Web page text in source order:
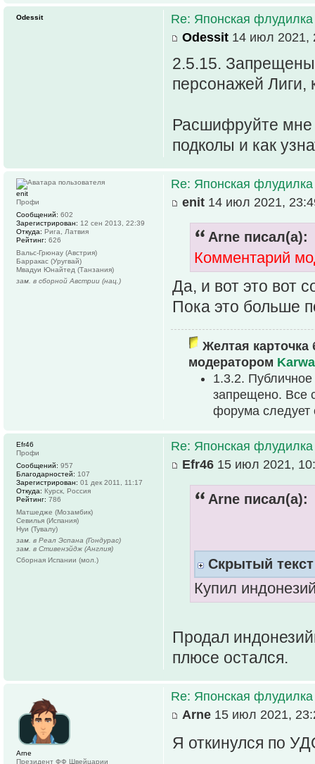
Re: Японская флудилка
Odessit 14 июл 2021,
2.5.15. Запрещены
персонажей Лиги,
Расшифруйте мне
подколы и как
Odessit
Re: Японская флудилка
enit 14 июл 2021,
Arne писал(а):
Комментарий
Да, и вот это вот
Пока это больше
Желтая карточка
модератором
1.3.2.
запрещено. Все
форума следует
enit
Профи
Сообщений: 602
Зарегистрирован: 12 сен 2013, 22:39
Откуда: Рига, Латвия
Рейтинг: 626
Вальс-Грюнау (Австрия)
Барракас (Уругвай)
Мвадуи Юнайтед (Танзания)
зам. в сборной Австрии (нац.)
Re: Японская флудилка
Efr46 15 июл 2021,
Arne писал(а):
Скрытый текст
Купил
Продал
плюсе остался.
Efr46
Профи
Сообщений: 957
Благодарностей: 107
Зарегистрирован: 01 дек 2011, 11:17
Откуда: Курск, Россия
Рейтинг: 786
Матшедже (Мозамбик)
Севилья (Испания)
Нуи (Тувалу)
зам. в Реал Эспана (Гондурас)
зам. в Стивенэйдж (Англия)
Сборная Испании (мол.)
Re: Японская флудилка
Arne 15 июл 2021,
Я откинулся по
Arne
Президент ФФ Швейцарии